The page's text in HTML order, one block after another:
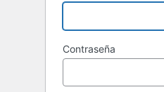
Contraseña